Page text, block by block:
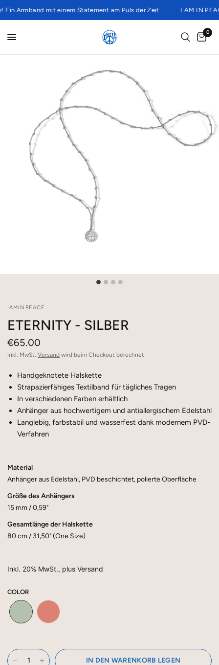
Armband mit einem Statement am Puls der Zeit. I AM IN
0
IAMINPEACE
ETERNITY - SILBER
€65.00
inkl. MwSt. Versand wird beim Checkout berechnet
Handgeknotete Halskette
Strapazierfähiges Textilband für tägliches Tragen
In verschiedenen Farben erhältlich
Anhänger aus hochwertigem und antiallergischem Edelstahl
Langlebig, farbstabil und wasserfest dank modernem PVD-
Verfahren
Material
Anhänger aus Edelstahl, PVD beschichtet, polierte Oberfläche
Größe des Anhängers
15 mm / 0,59"
Gesamtlänge der Halskette
80 cm / 31,50" (One Size)
Inkl. 20% MwSt., plus Versand
COLOR
IN DEN WARENKORB LEGEN